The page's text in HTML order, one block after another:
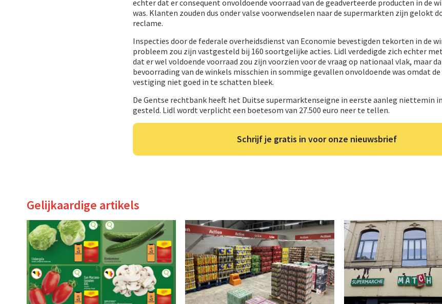
echter dat er consequent onvoldoende voorraad van de geadverteerde producten in de
was. Klanten zouden dus onder valse voorwendselen naar de supermarkten zijn gelokt
reclame.
Inspecties door de federale overheidsdienst van Economie bevestigden tekorten in de
probleem zou zijn vastgesteld bij 160 soortgelijke acties. Lidl verdedigde zich echter
dat er wel voldoende voorraad zou zijn voorzien voor de vraag op nationaal vlak, maar
bevoorrading van de winkels misschien in sommige gevallen onvoldoende was omdat
vestiging niet goed in te schatten bleek.
De Gentse rechtbank heeft het Duitse supermarktenseigne in eerste aanleg niettemin
gesteld. Lidl wordt verplicht een boetesom van 27.500 euro neer te tellen.
Schrijf je gratis in voor onze nieuwsbrief
Gelijkaardige artikels